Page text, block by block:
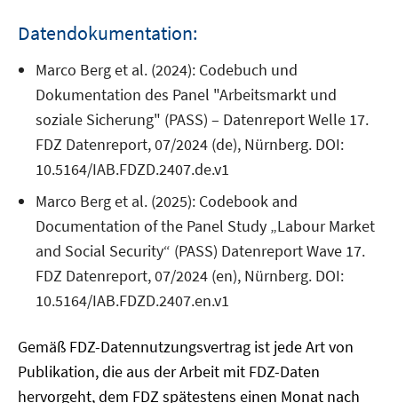
Datendokumentation:
Marco Berg et al. (2024): Codebuch und
Dokumentation des Panel "Arbeitsmarkt und
soziale Sicherung" (PASS) – Datenreport Welle 17.
FDZ Datenreport, 07/2024 (de), Nürnberg. DOI:
10.5164/IAB.FDZD.2407.de.v1
Marco Berg et al. (2025): Codebook and
Documentation of the Panel Study „Labour Market
and Social Security“ (PASS) Datenreport Wave 17.
FDZ Datenreport, 07/2024 (en), Nürnberg. DOI:
10.5164/IAB.FDZD.2407.en.v1
Gemäß FDZ-Datennutzungsvertrag ist jede Art von
Publikation, die aus der Arbeit mit FDZ-Daten
hervorgeht, dem FDZ spätestens einen Monat nach